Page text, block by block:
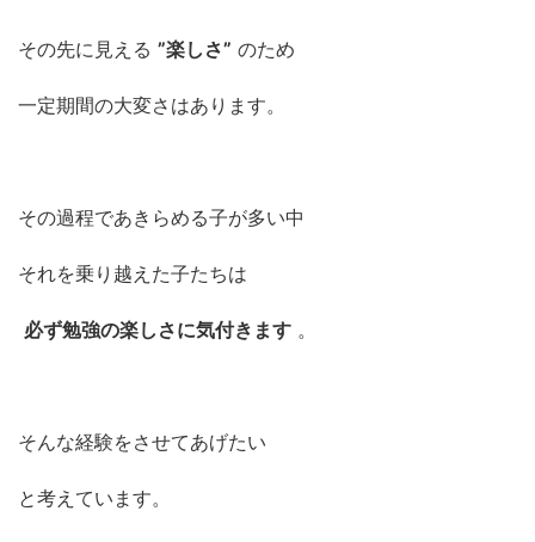
その先に見える ”楽しさ” のため
一定期間の大変さはあります。
その過程であきらめる子が多い中
それを乗り越えた子たちは
必ず勉強の楽しさに気付きます 。
そんな経験をさせてあげたい
と考えています。